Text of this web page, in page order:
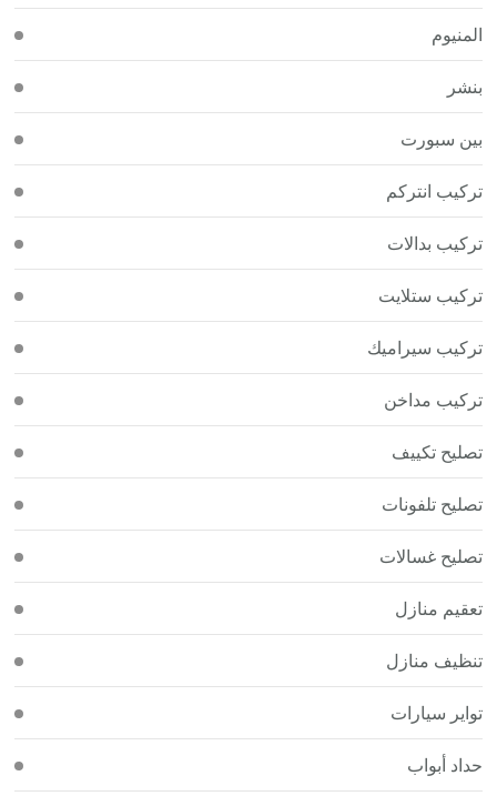
المنيوم
بنشر
بين سبورت
تركيب انتركم
تركيب بدالات
تركيب ستلايت
تركيب سيراميك
تركيب مداخن
تصليح تكييف
تصليح تلفونات
تصليح غسالات
تعقيم منازل
تنظيف منازل
تواير سيارات
حداد أبواب